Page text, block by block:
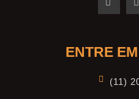
ENTRE
(11)